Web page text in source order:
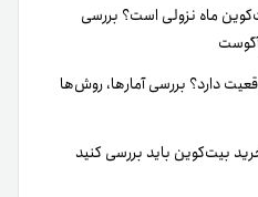
ماه نزولی است؟ بررسی
دارد؟ بررسی آمارها، روش‌ها